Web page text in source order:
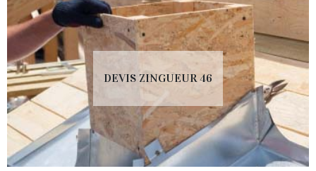
DEVIS ZINGUEUR 46